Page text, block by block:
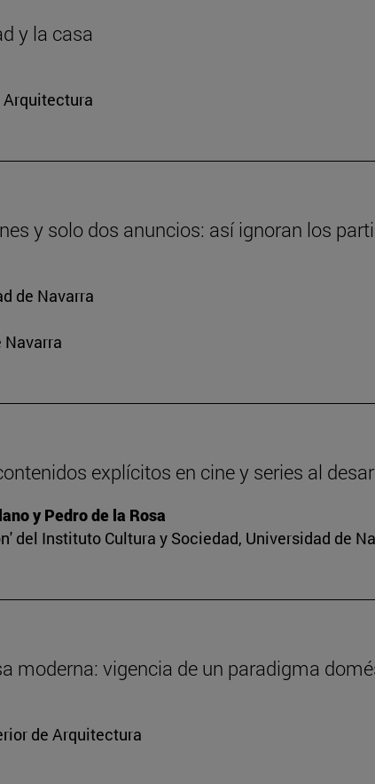
y la casa
Arquitectura
y solo dos anuncios: así ignoran los
de Navarra
explícitos en cine y series al
y Pedro de la Rosa
del Instituto Cultura y Sociedad, Universidad de
moderna: vigencia de un paradigma
de Arquitectura